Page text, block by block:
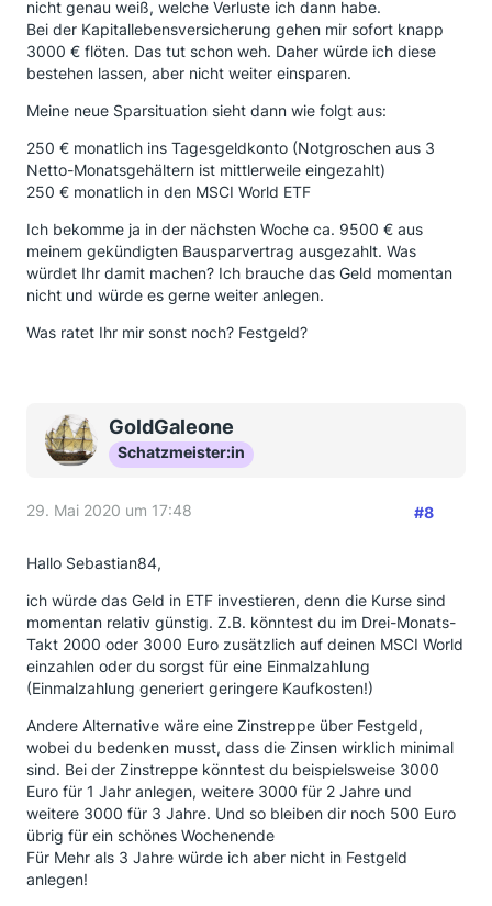
nicht genau weiß, welche Verluste ich dann habe.
Bei der Kapitallebensversicherung gehen mir sofort knapp
3000 € flöten. Das tut schon weh. Daher würde ich diese
bestehen lassen, aber nicht weiter einsparen.
Meine neue Sparsituation sieht dann wie folgt aus:
250 € monatlich ins Tagesgeldkonto (Notgroschen aus 3
Netto-Monatsgehältern ist mittlerweile eingezahlt)
250 € monatlich in den MSCI World ETF
Ich bekomme ja in der nächsten Woche ca. 9500 € aus
meinem gekündigten Bausparvertrag ausgezahlt. Was
würdet Ihr damit machen? Ich brauche das Geld momentan
nicht und würde es gerne weiter anlegen.
Was ratet Ihr mir sonst noch? Festgeld?
GoldGaleone
Schatzmeister:in
29. Mai 2020 um 17:48 #8
Hallo Sebastian84,
ich würde das Geld in ETF investieren, denn die Kurse sind
momentan relativ günstig. Z.B. könntest du im Drei-Monats-
Takt 2000 oder 3000 Euro zusätzlich auf deinen MSCI World
einzahlen oder du sorgst für eine Einmalzahlung
(Einmalzahlung generiert geringere Kaufkosten!)
Andere Alternative wäre eine Zinstreppe über Festgeld,
wobei du bedenken musst, dass die Zinsen wirklich minimal
sind. Bei der Zinstreppe könntest du beispielsweise 3000
Euro für 1 Jahr anlegen, weitere 3000 für 2 Jahre und
weitere 3000 für 3 Jahre. Und so bleiben dir noch 500 Euro
übrig für ein schönes Wochenende
Für Mehr als 3 Jahre würde ich aber nicht in Festgeld
anlegen!